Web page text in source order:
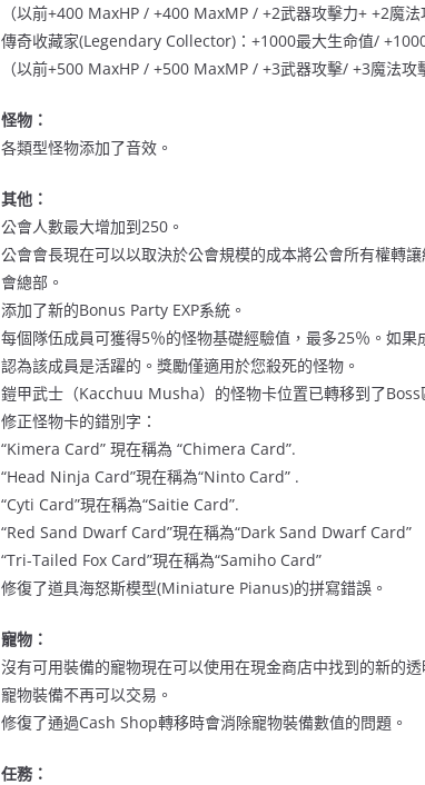
（以前+400 MaxHP / +400 MaxMP / +2武器攻擊力+ +2魔法
傳奇收藏家(Legendary Collector)：+1000最大生命值/
（以前+500 MaxHP / +500 MaxMP / +3武器攻擊/ +3魔法攻
怪物：
各類型怪物添加了音效。
其他：
公會人數最大增加到250。
公會會長現在可以以取決於公會規模的成本將公會所有權轉
會總部。
添加了新的Bonus Party EXP系統。
每個隊伍成員可獲得5％的怪物基礎經驗值，最多25％。如
認為該成員是活躍的。獎勵僅適用於您殺死的怪物。
鎧甲武士（Kacchuu Musha）的怪物卡位置已轉移到了Boss
修正怪物卡的錯別字：
“Kimera Card” 現在稱為 “Chimera Card”.
“Head Ninja Card”現在稱為“Ninto Card” .
“Cyti Card”現在稱為“Saitie Card”.
“Red Sand Dwarf Card”現在稱為“Dark Sand Dwarf Card”
“Tri-Tailed Fox Card”現在稱為“Samiho Card”
修復了道具海怒斯模型(Miniature Pianus)的拼寫錯誤。
寵物：
沒有可用裝備的寵物現在可以使用在現金商店中找到的新的透
寵物裝備不再可以交易。
修復了通過Cash Shop轉移時會消除寵物裝備數值的問題。
任務：